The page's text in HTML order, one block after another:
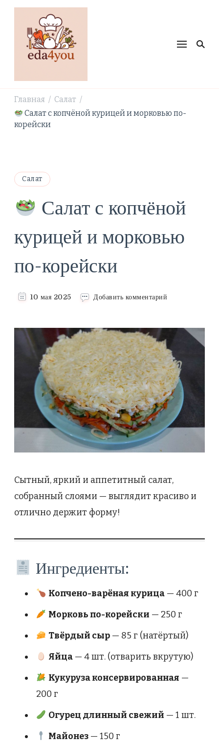
Главная / Салат /
Салат с копчёной курицей и морковью по-
корейски
Салат
Салат с копчёной
курицей и морковью
по-корейски
10 мая 2025 Добавить комментарий
Салат
копчёной
курицей
и
морковью
по-
корейски
Сытный, яркий и аппетитный салат,
собранный слоями — выглядит красиво и
отлично держит форму!
Ингредиенты:
Копчено-варёная курица— 400 г
Морковь по-корейски — 250 г
Твёрдый сыр— 85 г (натёртый)
Яйца— 4 шт. (отварить вкрутую)
Кукуруза консервированная —
200 г
Огурец длинный свежий — 1 шт.
Майонез— 150 г